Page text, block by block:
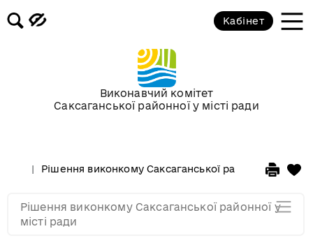
Виконавчий комітет
Саксаганської районної у місті ради
Кабінет
Рішення виконкому Саксаганської районної у місті
Рішення виконкому Саксаганської районної у
місті ради
Засідання за 2015 рік
Засідання за 2014 рік
Засідання за 2013 рік
Засідання за 2011
Засідання за 2010